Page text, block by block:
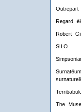
Outrepart
Regard
Robert
SILO
The